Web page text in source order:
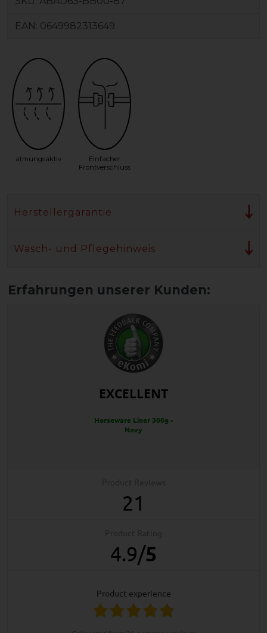
EAN: 0649982313649
atmungsaktiv
Einfacher
Frontverschluss
Herstellergarantie
Wasch- und Pflegehinweis
EXCELLENT
Horseware Liner 300g -
Navy
21
4.9/5
product experience